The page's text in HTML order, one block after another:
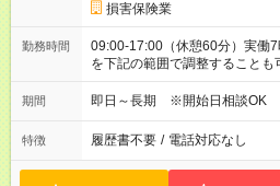
損害保険業
勤務時間
09:00-17:00（休憩60分）実働
を下記の範囲で調整すること
09:00～10:00 ・勤務終了時
07:00
期間 即日～長期 ※開始日相談OK
特徴 履歴書不要 / 電話対応なし